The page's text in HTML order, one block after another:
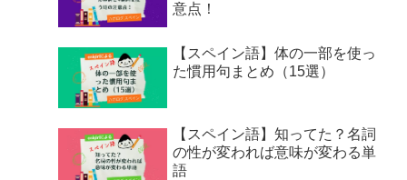
意点！
【スペイン語】体の一部を使っ
た慣用句まとめ（15選）
【スペイン語】知ってた？名詞
の性が変われば意味が変わる単
語